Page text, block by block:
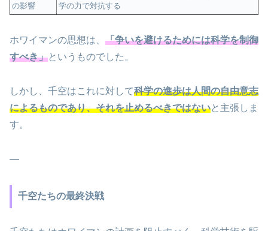
の影響
学の力で対抗する
ホワイマンの思想は、 「争いを避けるためには科学を制御
すべき」というものでした。
しかし、千空はこれに対して科学の進歩は人間の自由意志
によるものであり、それを止めるべきではないと主張しま
す。
—
千空たちの最終決戦